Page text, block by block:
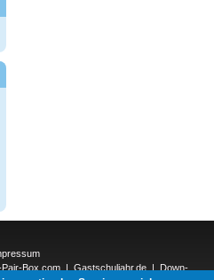
Pair-Box.com | Gastschuljahr.de | Down-